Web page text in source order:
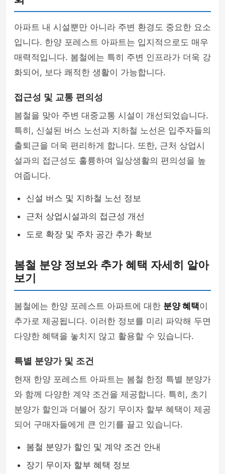
아파트 내 시설뿐만 아니라 주변 환경도 중요한 요소
입니다. 한양 포레스트 아파트는 입지적으로도 매우
매력적입니다. 봄철에는 특히 주변 인프라가 더욱 강
화되어, 보다 쾌적한 생활이 가능합니다.
접근성 및 교통 편의성
봄철을 맞아 주변 대중교통 시설이 개선되었습니다.
특히, 신설된 버스 노선과 지하철 노선은 입주자들의
출퇴근을 더욱 편리하게 합니다. 또한, 근처 상업시
설과의 접근성도 훌륭하여 일상생활의 편의성을 높
여줍니다.
신설 버스 및 지하철 노선 정보
근처 상업시설과의 접근성 개선
도로 확장 및 주차 공간 추가 확보
봄철 분양 정보와 추가 혜택 자세히 알아
보기
봄철에는 한양 포레스트 아파트에 대한 분양 혜택이
추가로 제공됩니다. 이러한 정보를 미리 파악해 두면
다양한 혜택을 놓치지 않고 활용할 수 있습니다.
특별 분양가 및 조건
현재 한양 포레스트 아파트는 봄철 한정 특별 분양가
와 함께 다양한 계약 조건을 제공합니다. 특히, 초기
분양가 할인과 더불어 장기 무이자 할부 혜택이 제공
되어 구매자들에게 큰 인기를 끌고 있습니다.
봄철 분양가 할인 및 계약 조건 안내
장기 무이자 할부 혜택 정보